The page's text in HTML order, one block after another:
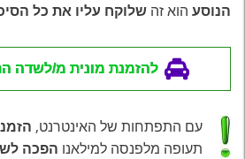
הנוסע הוא זה שלוקח עליו את כל
להזמנת מונית מ/לשדה
עם התפתחות של האינטרנט,
תעופה מלפנסה למילאנו הפכה